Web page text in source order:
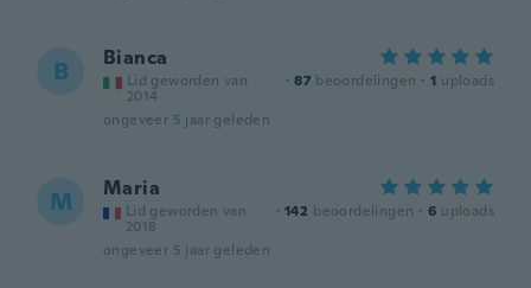
B Bianca
Lid geworden van
2014
· 87 beoordelingen · 1 uploads
ongeveer 5 jaar geleden
M Maria
Lid geworden van
2018
· 142 beoordelingen · 6 uploads
ongeveer 5 jaar geleden